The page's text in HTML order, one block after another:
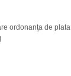
ordonanţa de plata